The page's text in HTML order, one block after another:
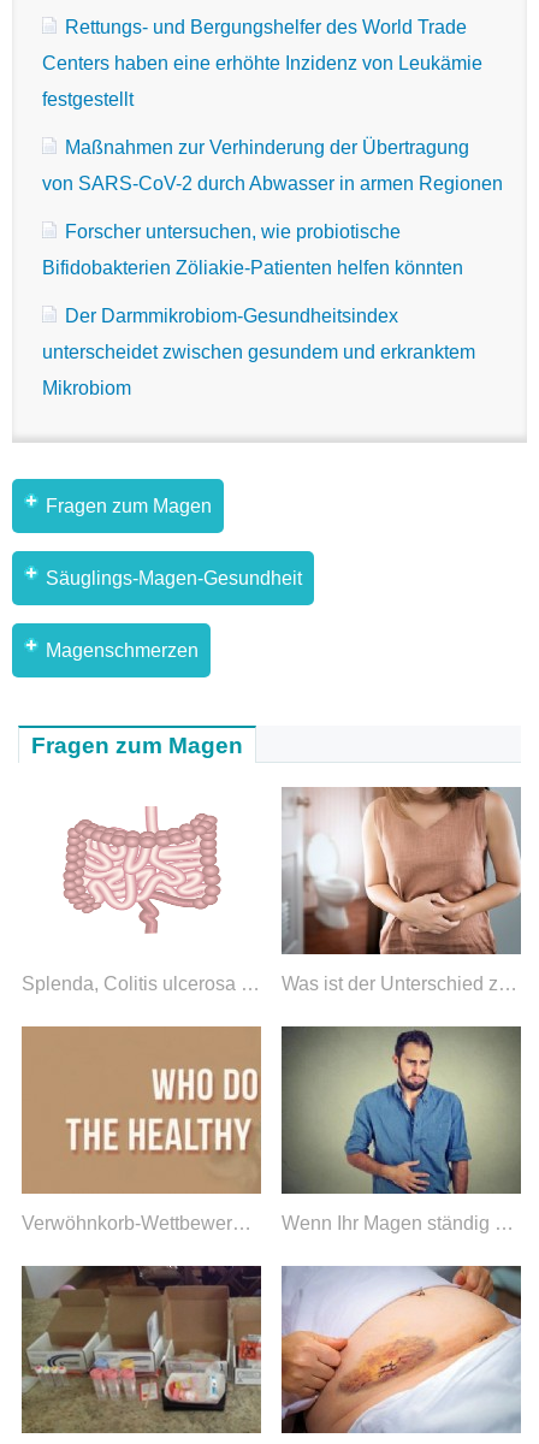
Rettungs- und Bergungshelfer des World Trade
Centers haben eine erhöhte Inzidenz von Leukämie
festgestellt
Maßnahmen zur Verhinderung der Übertragung
von SARS-CoV-2 durch Abwasser in armen Regionen
Forscher untersuchen, wie probiotische
Bifidobakterien Zöliakie-Patienten helfen könnten
Der Darmmikrobiom-Gesundheitsindex
unterscheidet zwischen gesundem und erkranktem
Mikrobiom
Fragen zum Magen
Säuglings-Magen-Gesundheit
Magenschmerzen
Fragen zum Magen
Splenda, Colitis ulcerosa und Morbus Crohn:Können künstliche Süßstoffe die Wirkung verschlimmern? Was ist der Unterschied zwischen Kotstau und Verstopfung?
Verwöhnkorb-Wettbewerb zum Muttertag Wenn Ihr Magen ständig wehtut